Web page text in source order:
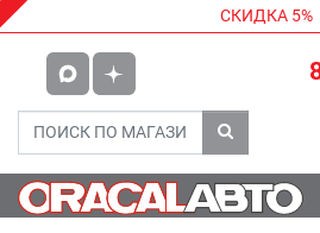
СКИДКА 5%